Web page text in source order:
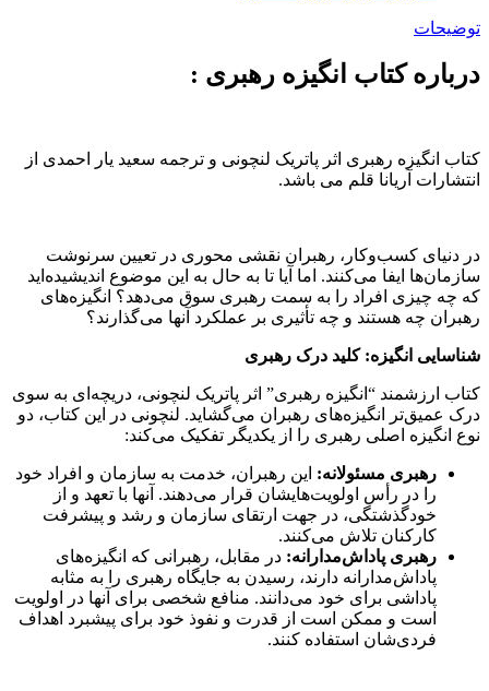
توضیحات
درباره کتاب انگیزه رهبری :
کتاب انگیزه رهبری اثر پاتریک لنچونی و ترجمه سعید یار احمدی از
انتشارات آریانا قلم می باشد.
در دنیای کسب‌وکار، رهبران نقشی محوری در تعیین سرنوشت
سازمان‌ها ایفا می‌کنند. اما آیا تا به حال به این موضوع اندیشیده‌اید
که چه چیزی افراد را به سمت رهبری سوق می‌دهد؟ انگیزه‌های
رهبران چه هستند و چه تأثیری بر عملکرد آنها می‌گذارند؟
شناسایی انگیزه: کلید درک رهبری
کتاب ارزشمند “انگیزه رهبری” اثر پاتریک لنچونی، دریچه‌ای به سوی
درک عمیق‌تر انگیزه‌های رهبران می‌گشاید. لنچونی در این کتاب، دو
نوع انگیزه اصلی رهبری را از یکدیگر تفکیک می‌کند:
رهبری مسئولانه: این رهبران، خدمت به سازمان و افراد خود
را در رأس اولویت‌هایشان قرار می‌دهند. آنها با تعهد و از
خودگذشتگی، در جهت ارتقای سازمان و رشد و پیشرفت
کارکنان تلاش می‌کنند.
رهبری پاداش‌مدارانه: در مقابل، رهبرانی که انگیزه‌های
پاداش‌مدارانه دارند، رسیدن به جایگاه رهبری را به مثابه
پاداشی برای خود می‌دانند. منافع شخصی برای آنها در اولویت
است و ممکن است از قدرت و نفوذ خود برای پیشبرد اهداف
فردی‌شان استفاده کنند.